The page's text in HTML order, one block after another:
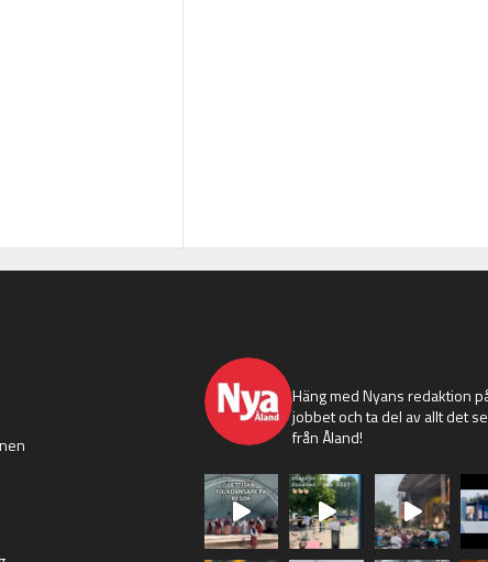
Häng med Nyans redaktion
jobbet och ta del av allt det
från Åland!